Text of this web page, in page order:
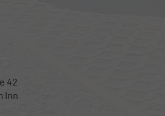
42
Inn